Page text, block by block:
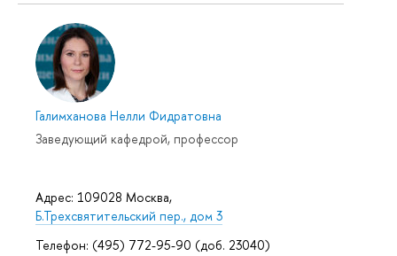
Галимханова Нелли Фидратовна
Заведующий кафедрой, профессор
Адрес: 109028 Москва,
Б.Трехсвятительский пер., дом 3
Телефон: (495) 772-95-90 (доб. 23040)